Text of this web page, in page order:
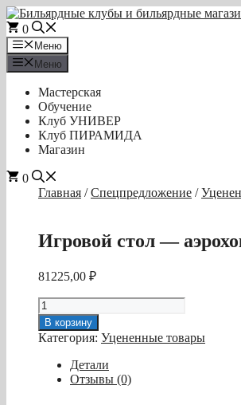
Перейти
к
содержимому
0
Меню
Меню
Мастерская
Обучение
Клуб УНИВЕР
Клуб ПИРАМИДА
Магазин
0
Главная /Спецпредложение /
Игровой стол —
81225,00 ₽
Количество
товара
Игровой
аэрохоккей
В корзину
Категория: Уцененные товары
Детали
Отзывы (0)